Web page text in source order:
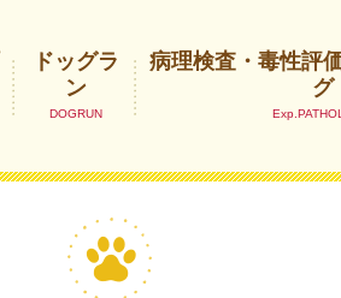
ドッグラ
ン
病理検査・毒性評
グ